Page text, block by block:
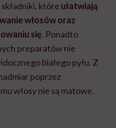
które ułatwiają
włosów oraz
się. Ponadto
preparatów nie
białego pyłu. Z
poprzez
włosy nie są matowe.